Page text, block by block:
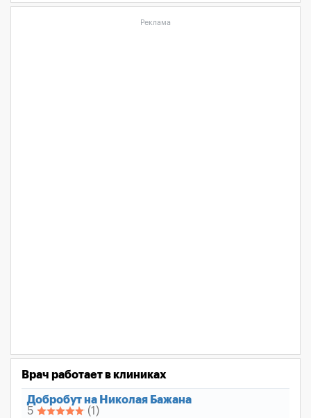
Реклама
Врач работает в клиниках
Добробут на Николая Бажана
5
(1)